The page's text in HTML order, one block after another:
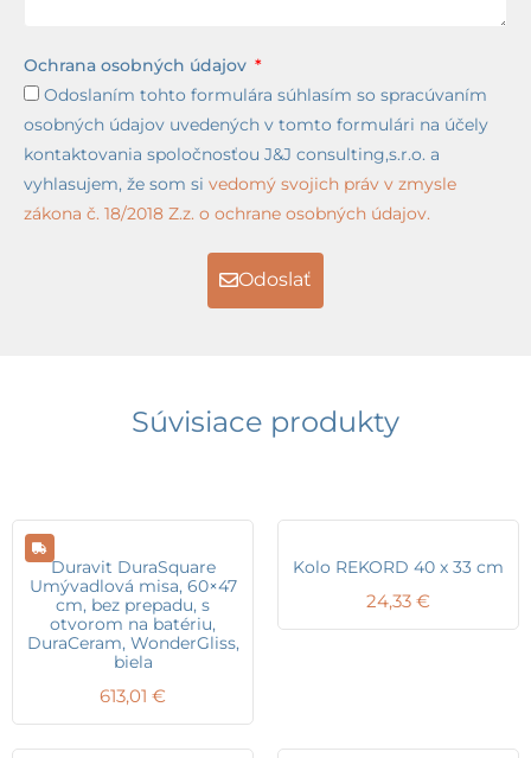
Ochrana osobných údajov
Odoslaním tohto formulára súhlasím so spracúvaním
osobných údajov uvedených v tomto formulári na účely
kontaktovania spoločnosťou J&J consulting,s.r.o. a
vyhlasujem, že som si vedomý svojich práv v zmysle
zákona č. 18/2018 Z.z. o ochrane osobných údajov.
Odoslať
Súvisiace produkty
Duravit DuraSquare
Umývadlová misa, 60×47
cm, bez prepadu, s
otvorom na batériu,
DuraCeram, WonderGliss,
biela
613,01 €
Kolo REKORD 40 x 33 cm
24,33 €